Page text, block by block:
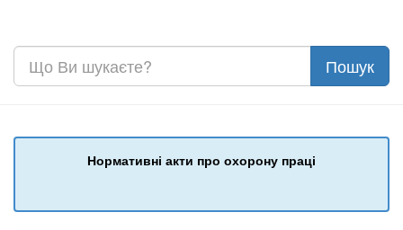
Нормативні акти про охорону праці